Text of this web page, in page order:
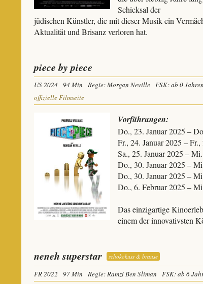
Schicksal der
jüdischen Künstler, die mit dieser Musik ein
Aktualität und Brisanz verloren hat.
piece by piece
US 2024 94 Min Regie: Morgan Neville FSK: ab 0 Jahren
offizielle Filmseite
Vorführungen:
Do., 23. Januar 2025 –
Fr., 24. Januar 2025 –
Sa., 25. Januar 2025 –
Do., 30. Januar 2025 –
Do., 30. Januar 2025 –
Do., 6. Februar 2025 –
Das einzigartige
einem der innovativsten
neneh superstar schokokuss & brause
FR 2022 97 Min Regie: Ramzi Ben Sliman FSK: ab 6